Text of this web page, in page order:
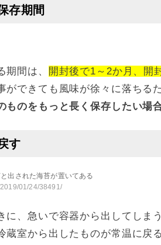
存期間
間は、 開封後で1～2か月、開
ができても風味が徐々に落ちる
ものをもっと長く保存したい場
す
01/24/38491/
に、急いで容器から出してしま
蔵室から出したものが常温に戻